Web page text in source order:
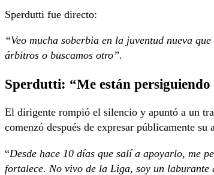
Sperdutti fue directo:
“Veo mucha soberbia en la juventud nueva
árbitros o buscamos otro”.
Sperdutti: “Me están
El dirigente rompió el silencio y apuntó a un
comenzó después de expresar públicamente su
“Desde hace 10 días que salí a apoyarlo, me
fortalece. No vivo de la Liga, soy un laburante